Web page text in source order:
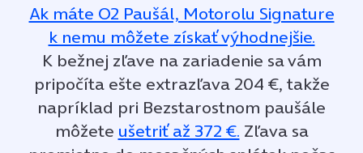
Ak máte O2 Paušál, Motorolu Signature
k nemu môžete získať výhodnejšie.
K bežnej zľave na zariadenie sa vám
pripočíta ešte extrazľava 204 €, takže
napríklad pri Bezstarostnom paušále
môžete ušetriť až 372 €. Zľava sa